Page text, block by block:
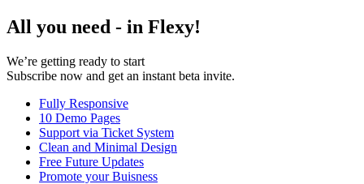
All you need - in Flexy!
We’re getting ready to start
Subscribe now and get an instant beta invite.
Fully Responsive
10 Demo Pages
Support via Ticket System
Clean and Minimal Design
Free Future Updates
Promote your Buisness